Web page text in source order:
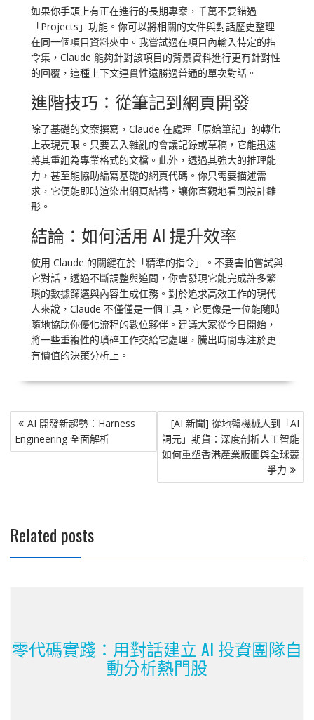
如果你手頭上有正在進行的長期專案，千萬不要錯過
「Projects」功能。你可以將相關的文件與對話歷史整理
在同一個項目資料夾中。我嘗試過在項目內輸入特定的指
令集，Claude 能夠針對該項目的背景資料進行更有針對性
的回覆，這種上下文連貫性遠勝過普通的單次對話。
進階技巧：從筆記到網頁開發
除了基礎的文案撰寫，Claude 在處理「原始筆記」的轉化
上表現亮眼。只要丟入雜亂的會議記錄或草稿，它能迅速
將其重組為專業格式的文檔。此外，透過其強大的推理能
力，甚至能協助編寫基礎的網頁代碼。你只需要描述需
求，它便能即時渲染出網頁結構，讓你直觀地看到設計雛
形。
結論：如何活用 AI 提升效率
使用 Claude 的關鍵在於「精準的指令」。不要害怕嘗試與
它對話，透過不斷調整與追問，你會發現它能完成許多繁
瑣的數據篩選與內容生成任務。對於追求高效工作的現代
人來說，Claude 不僅僅是一個工具，它更像是一位能隨時
隨地協助你優化流程的數位夥伴。建議大家從今日開始，
將一些重複性的瑣碎工作交給它處理，騰出時間專注於更
有價值的決策分析上。
文
章
導
AI 開發新趨勢：Harness
Engineering 全面解析
[AI 新聞] 從地盤機械人到「AI
詞元」期貨：深度剖析人工智能
如何重塑香港產業版圖與全球競
爭力
Related posts
零代碼實踐：用對話建立 AI 投資團隊自
動分析熱門股